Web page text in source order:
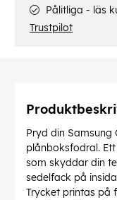
Pålitliga - läs
Trustpilot
Pryd din Samsung
plånboksfodral.
som skyddar din
sedelfack på
Trycket printas på